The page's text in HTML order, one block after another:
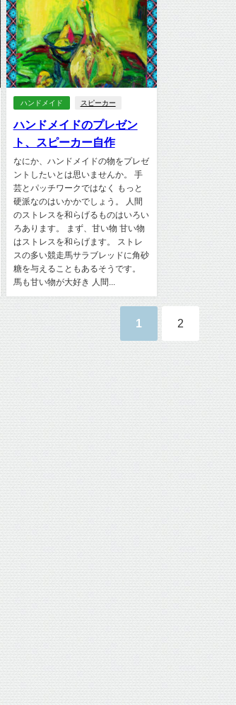
ハンドメイド スピーカー
ハンドメイドのプレゼン
ト、スピーカー自作
なにか、ハンドメイドの物をプレゼ
ントしたいとは思いませんか。 手
芸とパッチワークではなく もっと
硬派なのはいかかでしょう。 人間
のストレスを和らげるものはいろい
ろあります。 まず、甘い物 甘い物
はストレスを和らげます。 ストレ
スの多い競走馬サラブレッドに角砂
糖を与えることもあるそうです。
馬も甘い物が大好き 人間...
1 2